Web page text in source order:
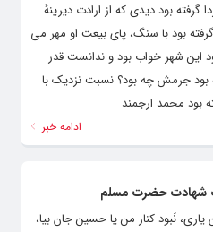
گرفته بود دیدی که از ارادت دیرینهٔ
بود با سنگ، پای بیعت او مهر می
این شهر خواب بود و ندانست قدر
بود جرمش چه بود؟ نسبت نزدیک با
بود محمد ارجمند
ادامه خبر
شهادت حضرت مسلم
یاری، نَبود کنار من یا حسین جان بیا،